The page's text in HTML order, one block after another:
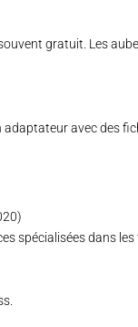
gratuit. Les
avec des
spécialisées dans